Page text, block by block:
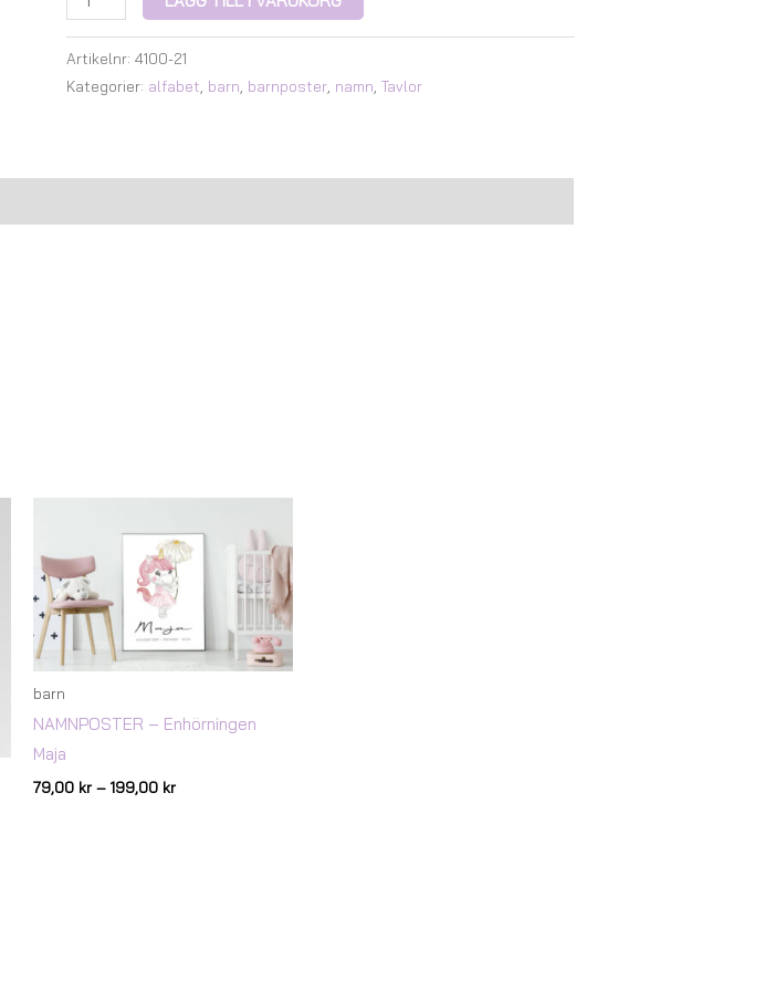
Artikelnr: 4100-21
Kategorier: alfabet, barn, barnposter, namn, Tavlor
barn
NAMNPOSTER – Enhörningen
Maja
79,00 kr – 199,00 kr
till
199,00 kr